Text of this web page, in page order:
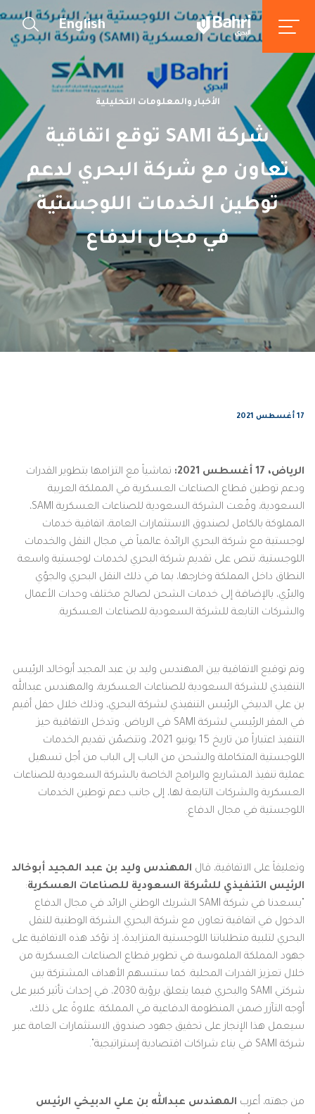
English
الأخبار والمعلومات التحليلية
شركة SAMI توقع اتفاقية
تعاون مع شركة البحري لدعم
توطين الخدمات اللوجستية
في مجال الدفاع
17 أغسطس 2021
الرياض، 17 أغسطس 2021:
تماشياً مع التزامها بتطوير القدرات
ودعم توطين قطاع الصناعات العسكرية في المملكة العربية
السعودية، وقّعت الشركة السعودية للصناعات العسكرية SAMI،
المملوكة بالكامل لصندوق الاستثمارات العامة، اتفاقية خدمات
لوجستية مع شركة البحري الرائدة عالمياً في مجال النقل والخدمات
اللوجستية، تنص على تقديم شركة البحري لخدمات لوجستية واسعة
النطاق داخل المملكة وخارجها، بما في ذلك النقل البحري والجوّي
والبرّي، بالإضافة إلى خدمات الشحن لصالح مختلف وحدات الأعمال
والشركات التابعة للشركة السعودية للصناعات العسكرية.
وتم توقيع الاتفاقية بين المهندس وليد بن عبد المجيد أبوخالد الرئيس
التنفيذي للشركة السعودية للصناعات العسكرية، والمهندس عبدالله
بن علي الدبيخي الرئيس التنفيذي لشركة البحري، وذلك خلال حفل أقيم
في المقر الرئيسي لشركة SAMI في الرياض. وتدخل الاتفاقية حيز
التنفيذ اعتباراً من تاريخ 15 يونيو 2021، وتتضمّن تقديم الخدمات
اللوجستية المتكاملة والشحن من الباب إلى الباب من أجل تسهيل
عملية تنفيذ المشاريع والبرامج الخاصة بالشركة السعودية للصناعات
العسكرية والشركات التابعة لها، إلى جانب دعم توطين الخدمات
اللوجستية في مجال الدفاع.
وتعليقاً على الاتفاقية، قال المهندس وليد بن عبد المجيد أبوخالد
الرئيس التنفيذي للشركة السعودية للصناعات العسكرية:
"يسعدنا في شركة SAMI الشريك الوطني الرائد في مجال الدفاع
الدخول في اتفاقية تعاون مع شركة البحري الشركة الوطنية للنقل
البحري لتلبية متطلباتنا اللوجستية المتزايدة، إذ تؤكد هذه الاتفاقية على
جهود المملكة الملموسة في تطوير قطاع الصناعات العسكرية من
خلال تعزيز القدرات المحلية. كما ستسهم الأهداف المشتركة بين
شركتي SAMI والبحري فيما يتعلق برؤية 2030، في إحداث تأثير كبير على
أوجه التآزر ضمن المنظومة الدفاعية في المملكة. علاوةً على ذلك،
سيعمل هذا الإنجاز على تحقيق جهود صندوق الاستثمارات العامة عبر
شركة SAMI في بناء شراكات اقتصادية إستراتيجية".
من جهته، أعرب المهندس عبدالله بن علي الدبيخي الرئيس